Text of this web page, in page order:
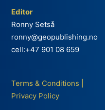
Editor
Ronny Setså
ronny@geopublishing.no
cell:+47 901 08 659
Terms & Conditions
Privacy Policy